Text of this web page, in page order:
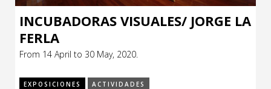
INCUBADORAS VISUALES/ JORGE LA
FERLA
From 14 April to 30 May, 2020.
EXPOSICIONES ACTIVIDADES